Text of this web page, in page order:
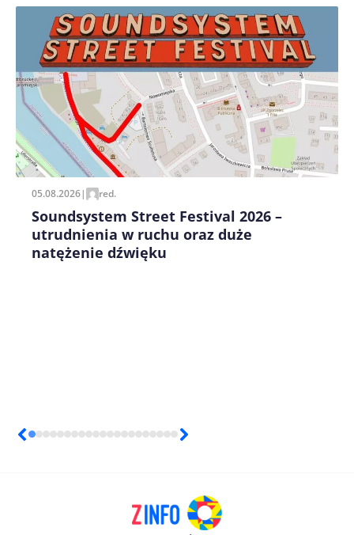
Zapamiętaj moje dane w tej przeglądarce podczas
pisania kolejnych komentarzy.
05.08.2026| red.
Soundsystem Street Festival 2026 –
utrudnienia w ruchu oraz duże
natężenie dźwięku